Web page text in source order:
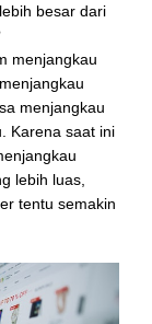
besar dari
menjangkau
menjangkau
Karena saat ini
lebih luas,
tentu semakin